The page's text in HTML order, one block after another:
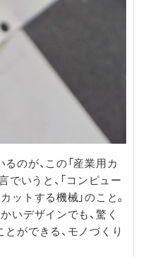
のが、この「産業用カ
でいうと、「コンピュー
ットする機械」のこと。
いデザインでも、驚く
ができる、モノづくり